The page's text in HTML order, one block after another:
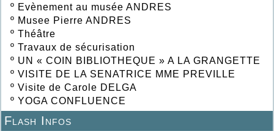
º Evènement au musée ANDRES
º Musee Pierre ANDRES
º Théâtre
º Travaux de sécurisation
º UN « COIN BIBLIOTHEQUE » A LA GRANGETTE
º VISITE DE LA SENATRICE MME PREVILLE
º Visite de Carole DELGA
º YOGA CONFLUENCE
Flash Infos